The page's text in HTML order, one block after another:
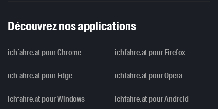
Découvrez nos applications
ichfahre.at pour Chrome ichfahre.at pour Firefox
ichfahre.at pour Edge ichfahre.at pour Opera
ichfahre.at pour Windows ichfahre.at pour Android